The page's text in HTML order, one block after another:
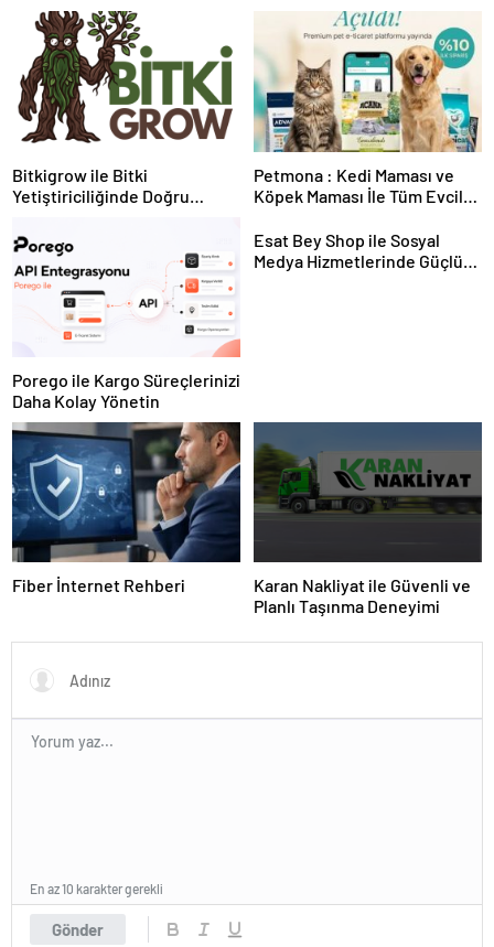
Bitkigrow ile Bitki
Yetiştiriciliğinde Doğru
Petmona : Kedi Maması ve
Köpek Maması İle Tüm Evcil
Porego ile Kargo Süreçlerinizi
Daha Kolay Yönetin
Esat Bey Shop ile Sosyal
Medya Hizmetlerinde Güçlü
Fiber İnternet Rehberi
Karan Nakliyat ile Güvenli ve
Planlı Taşınma Deneyimi
Gönder
En az 10 karakter gerekli